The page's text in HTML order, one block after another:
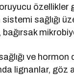
özellikler
sağlığı
ve
lignanlar, göz